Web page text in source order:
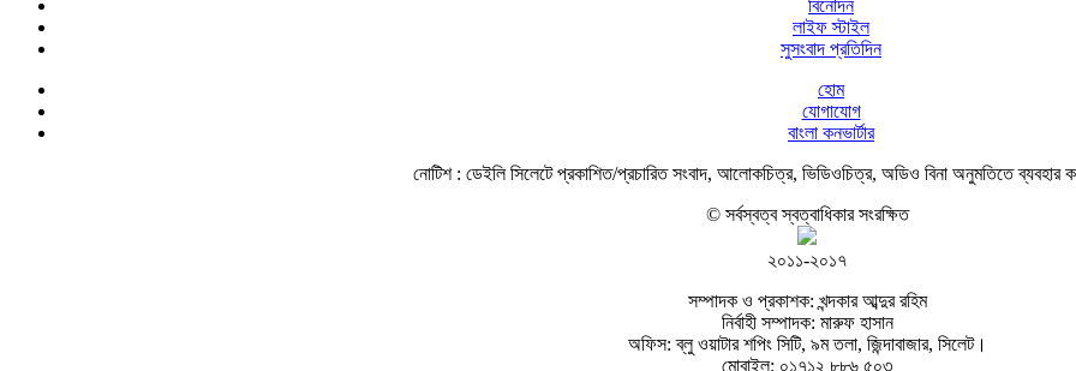
বিনোদন
লাইফ স্টাইল
সুসংবাদ প্রতিদিন
হোম
যোগাযোগ
বাংলা কনভার্টার
নোটিশ : ডেইলি সিলেটে প্রকাশিত/প্রচারিত সংবাদ, আলোকচিত্র, ভিডিওচিত্র, অডিও বিনা অনুমতিতে ব্যবহার
© সর্বস্বত্ব স্বত্বাধিকার সংরক্ষিত
২০১১-২০১৭
সম্পাদক ও প্রকাশক: খন্দকার আব্দুর রহিম
নির্বাহী সম্পাদক: মারুফ হাসান
অফিস: ব্লু ওয়াটার শপিং সিটি, ৯ম তলা, জিন্দাবাজার, সিলেট।
মোবাইল: ০১৭১২ ৮৮৬ ৫০৩